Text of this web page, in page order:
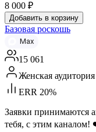
8 000 ₽
Добавить в корзину
Базовая роскошь
Max
15 061
Женская аудитория
ERR 20%
Заявки принимаются
тебя, с этим